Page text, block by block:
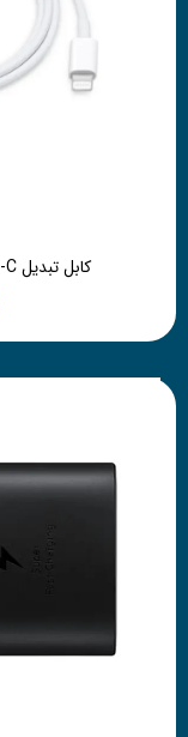
کابل تبدیل USB-C به لایتنینگ اپل به طول 1 متر